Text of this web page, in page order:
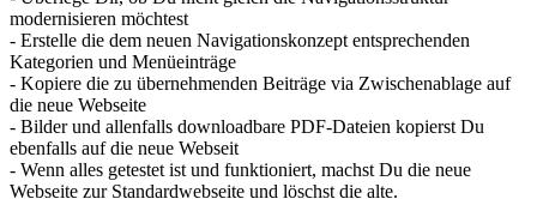
modernisieren möchtest
- Erstelle die dem neuen Navigationskonzept entsprechenden
Kategorien und Menüeinträge
- Kopiere die zu übernehmenden Beiträge via Zwischenablage auf
die neue Webseite
- Bilder und allenfalls downloadbare PDF-Dateien kopierst Du
ebenfalls auf die neue Webseit
- Wenn alles getestet ist und funktioniert, machst Du die neue
Webseite zur Standardwebseite und löschst die alte.